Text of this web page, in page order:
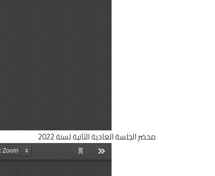
محضر الجلسة العادية الثانية لسنة 2022